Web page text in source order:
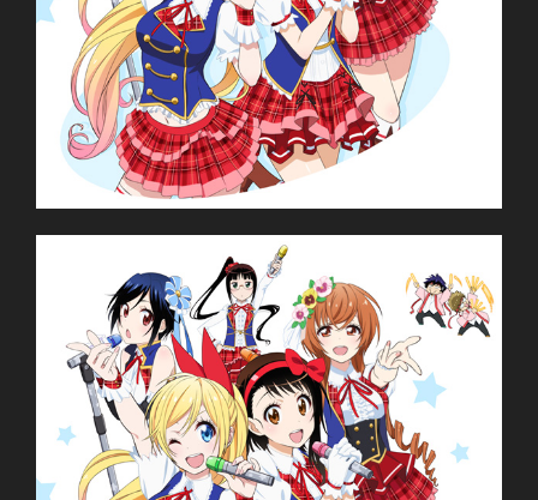
Nisekoi
ニセコイ
TV Series
Unknown
11.01.2014 đến ??
Shinbou Akiyuki
Sayonara Zetsubou Sensei)
Comedy, Harem, Manga, Romance, Shounen
~Thành viên thực hiện~
Zenko
JJ-Channel